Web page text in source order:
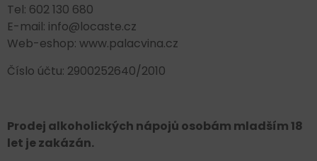
Tel: 602 130 680
E-mail: info@locaste.cz
Web-eshop: www.palacvina.cz
Číslo účtu: 2900252640/2010
Prodej alkoholických nápojů osobám mladším 18
let je zakázán.